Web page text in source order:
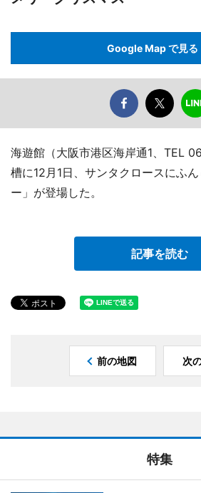
Google Map で見る
海遊館（大阪市港区海岸通1、TEL
槽に12月1日、サンタクロースにふ
ー」が登場した。
記事を読む
前の地図 次
特集